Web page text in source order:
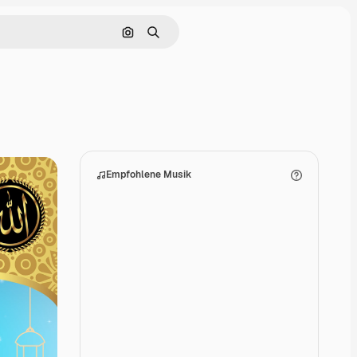
Nach Bild suchen
Suchen
Empfohlene Musik